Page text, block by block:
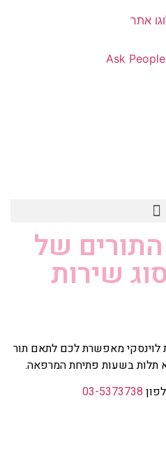
התורים של
שירות
לוינסקי מאפשרת לכם לתאם תור
תלות בשעות פתיחת המרפאה.
03-5373738